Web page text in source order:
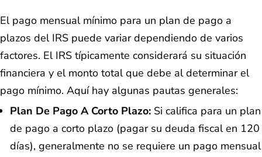
El pago mensual mínimo para un plan de pago a
plazos del IRS puede variar dependiendo de varios
factores. El IRS típicamente considerará su situación
financiera y el monto total que debe al determinar el
pago mínimo. Aquí hay algunas pautas generales:
Plan De Pago A Corto Plazo: Si califica para un plan
de pago a corto plazo (pagar su deuda fiscal en 120
días), generalmente no se requiere un pago mensual